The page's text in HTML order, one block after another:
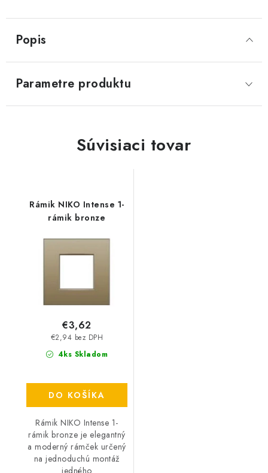
Popis
Parametre produktu
Súvisiaci tovar
Rámik NIKO Intense 1-
rámik bronze
4ks Skladom
€2,94 bez DPH
€3,62
DO KOŠÍKA
Rámik NIKO Intense 1-
rámik bronze je elegantný
a moderný rámček určený
na jednoduchú montáž
jedného